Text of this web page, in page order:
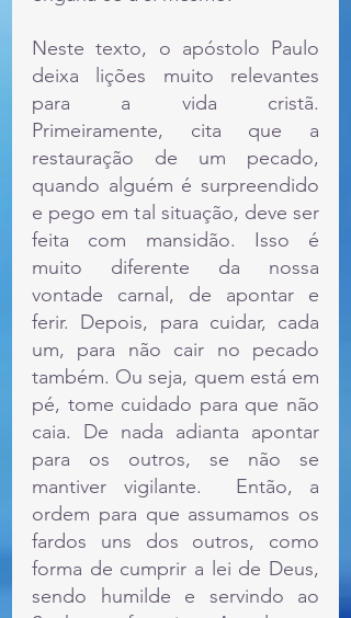
Neste texto, o apóstolo Paulo
deixa lições muito relevantes
para a vida cristã.
Primeiramente, cita que a
restauração de um pecado,
quando alguém é surpreendido
e pego em tal situação, deve ser
feita com mansidão. Isso é
muito diferente da nossa
vontade carnal, de apontar e
ferir. Depois, para cuidar, cada
um, para não cair no pecado
também. Ou seja, quem está em
pé, tome cuidado para que não
caia. De nada adianta apontar
para os outros, se não se
mantiver vigilante.  Então, a
ordem para que assumamos os
fardos uns dos outros, como
forma de cumprir a lei de Deus,
sendo humilde e servindo ao